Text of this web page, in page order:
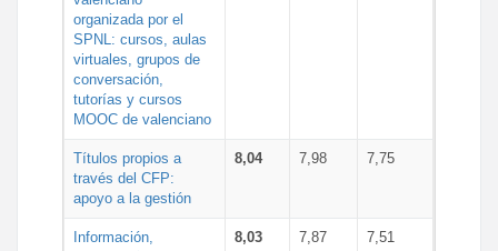
organizada por el
SPNL: cursos, aulas
virtuales, grupos de
conversación,
tutorías y cursos
MOOC de valenciano
Títulos propios a
través del CFP:
apoyo a la gestión
8,04 7,98 7,75
Información,
8,03 7,87 7,51